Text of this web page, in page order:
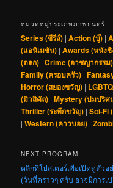
หมวดหมู่ประเภทภาพยนตร์
Series (ซีรีส์) |Action (บู๊) |
(แอนิเมชัน) |Awards (หนังชิ
(ตลก) |Crime (อาชญากรรม)
Family (ครอบครัว) |
Horror (สยองขวัญ) |
(มิวสิคัล) |Mystery (ปมปริศ
Thriller (ระทึกขวัญ) |Sci-Fi
|Western (คาวบอย) |
NEXT PROGRAM
คลิกที่โปสเตอร์เพื่อเปิดดูตัวอ
(วันที่คร่าวๆ ครับ อาจมีการเ